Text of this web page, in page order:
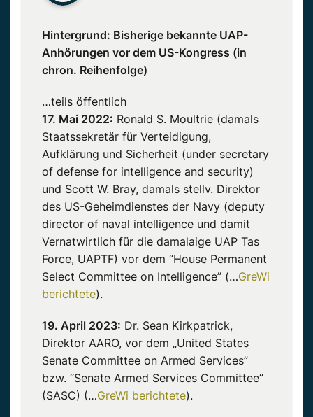
Hintergrund: Bisherige bekannte UAP-
Anhörungen vor dem US-Kongress (in
chron. Reihenfolge)
…teils öffentlich
17. Mai 2022: Ronald S. Moultrie (damals
Staatssekretär für Verteidigung,
Aufklärung und Sicherheit (under secretary
of defense for intelligence and security)
und Scott W. Bray, damals stellv. Direktor
des US-Geheimdienstes der Navy (deputy
director of naval intelligence und damit
Vernatwirtlich für die damalaige UAP Tas
Force, UAPTF) vor dem “House Permanent
Select Committee on Intelligence” (…GreWi
berichtete).
19. April 2023: Dr. Sean Kirkpatrick,
Direktor AARO, vor dem „United States
Senate Committee on Armed Services”
bzw. “Senate Armed Services Committee”
(SASC) (…GreWi berichtete).